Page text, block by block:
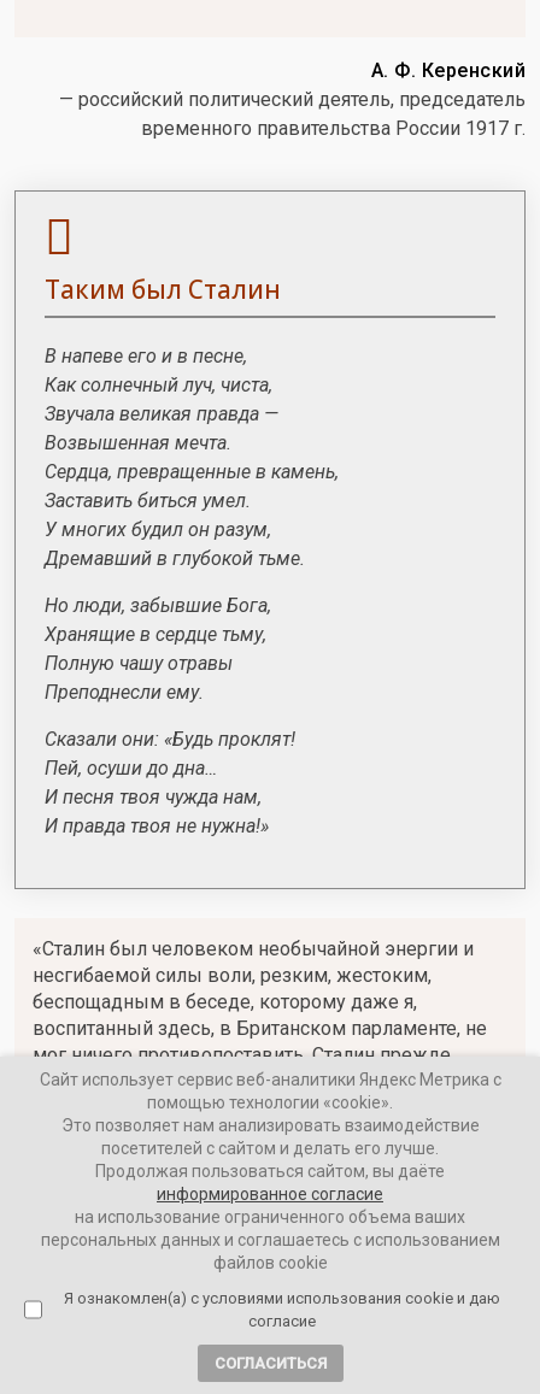
А. Ф. Керенский
— российский политический деятель, председатель
временного правительства России 1917 г.
Таким был Сталин
В напеве его и в песне,
Как солнечный луч, чиста,
Звучала великая правда —
Возвышенная мечта.
Сердца, превращенные в камень,
Заставить биться умел.
У многих будил он разум,
Дремавший в глубокой тьме.
Но люди, забывшие Бога,
Хранящие в сердце тьму,
Полную чашу отравы
Преподнесли ему.
Сказали они: «Будь проклят!
Пей, осуши до дна…
И песня твоя чужда нам,
И правда твоя не нужна!»
«Сталин был человеком необычайной энергии и
несгибаемой силы воли, резким, жестоким,
беспощадным в беседе, которому даже я,
воспитанный здесь, в Британском парламенте, не
мог ничего противопоставить. Сталин прежде
всего обладал большим чувством юмора и
сарказма и способностью точно воспринимать
мысли. Эта сила была настолько велика в
Сталине, что он казался неповторимым среди
руководителей государств всех времен и
народов».
Уинстон Черчилль
Речь в палате общин 21 декабря 1959 года, в день 80-
Сайт использует сервис веб-аналитики Яндекс Метрика с
помощью технологии «cookie».
Это позволяет нам анализировать взаимодействие
посетителей с сайтом и делать его лучше.
Продолжая пользоваться сайтом, вы даёте
информированное согласие
на использование ограниченного объема ваших
персональных данных и соглашаетесь с использованием
файлов cookie
Я ознакомлен(а) с условиями использования cookie и даю
согласие
СОГЛАСИТЬСЯ